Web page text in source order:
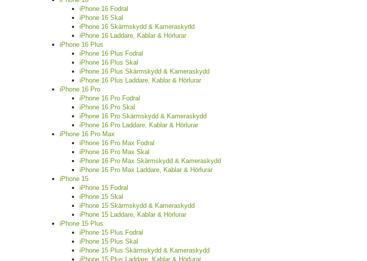
iPhone 16 Fodral
iPhone 16 Skal
iPhone 16 Skärmskydd & Kameraskydd
iPhone 16 Laddare, Kablar & Hörlurar
iPhone 16 Plus
iPhone 16 Plus Fodral
iPhone 16 Plus Skal
iPhone 16 Plus Skärmskydd & Kameraskydd
iPhone 16 Plus Laddare, Kablar & Hörlurar
iPhone 16 Pro
iPhone 16 Pro Fodral
iPhone 16 Pro Skal
iPhone 16 Pro Skärmskydd & Kameraskydd
iPhone 16 Pro Laddare, Kablar & Hörlurar
iPhone 16 Pro Max
iPhone 16 Pro Max Fodral
iPhone 16 Pro Max Skal
iPhone 16 Pro Max Skärmskydd & Kameraskydd
iPhone 16 Pro Max Laddare, Kablar & Hörlurar
iPhone 15
iPhone 15 Fodral
iPhone 15 Skal
iPhone 15 Skärmskydd & Kameraskydd
iPhone 15 Laddare, Kablar & Hörlurar
iPhone 15 Plus
iPhone 15 Plus Fodral
iPhone 15 Plus Skal
iPhone 15 Plus Skärmskydd & Kameraskydd
iPhone 15 Plus Laddare, Kablar & Hörlurar